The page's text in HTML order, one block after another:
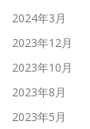
2024年3月
2023年12月
2023年10月
2023年8月
2023年5月